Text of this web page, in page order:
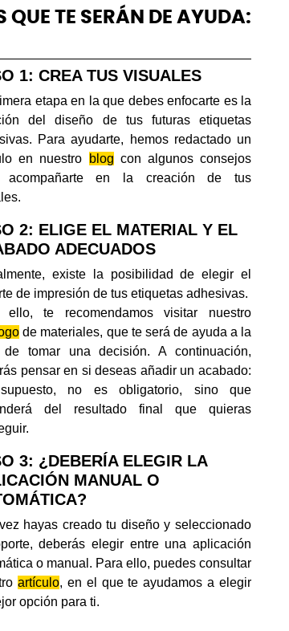
TE SERÁN DE AYUDA:
1: CREA TUS VISUALES
etapa en la que debes enfocarte es la
del diseño de tus futuras etiquetas
Para ayudarte, hemos redactado un
en nuestro
blog con algunos consejos
acompañarte en la creación de tus
2: ELIGE EL MATERIAL Y EL
ADECUADOS
existe la posibilidad de elegir el
de impresión de tus etiquetas adhesivas.
ello, te recomendamos visitar nuestro
de materiales, que te será de ayuda a la
de tomar una decisión. A continuación,
pensar en si deseas añadir un acabado:
no es obligatorio, sino que
del resultado final que quieras
3: ¿DEBERÍA ELEGIR LA
MANUAL O
hayas creado tu diseño y seleccionado
deberás elegir entre una aplicación
o manual. Para ello, puedes consultar
artículo, en el que te ayudamos a elegir
opción para ti.